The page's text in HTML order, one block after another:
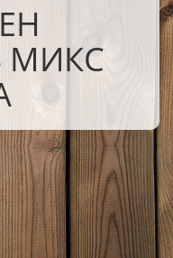
МИКС